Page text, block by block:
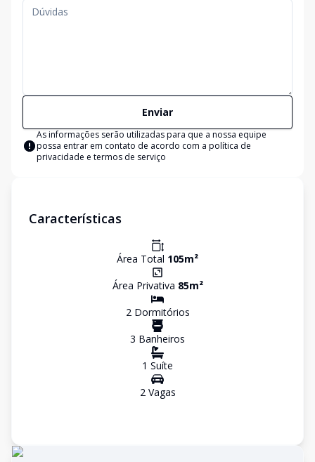
Enviar
As informações serão utilizadas para que a nossa equipe
possa entrar em contato de acordo com a política de
privacidade e termos de serviço
Características
Área Total 105m²
Área Privativa 85m²
2Dormitórios
3 Banheiros
1 Suíte
2Vagas